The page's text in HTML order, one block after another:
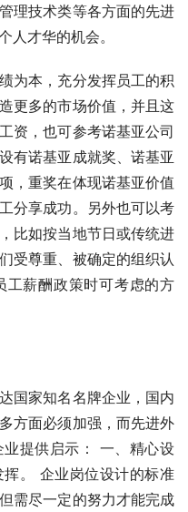
理技术类等各方面的先进
人才华的机会。
本，充分发挥员工的积
更多的市场价值，并且这
资，也可参考诺基亚公司
有诺基亚成就奖、诺基亚
，重奖在体现诺基亚价值
分享成功。另外也可以考
比如按当地节日或传统进
受尊重、被确定的组织认
工薪酬政策时可考虑的方
家知名名牌企业，国内
方面必须加强，而先进外
提供启示： 一、精心设
。 企业岗位设计的标准
需尽一定的努力才能完成